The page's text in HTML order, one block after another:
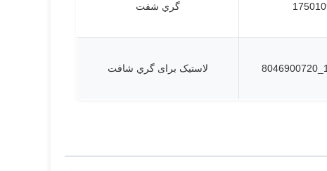
گري شفت
لاستیک برای گري شافت